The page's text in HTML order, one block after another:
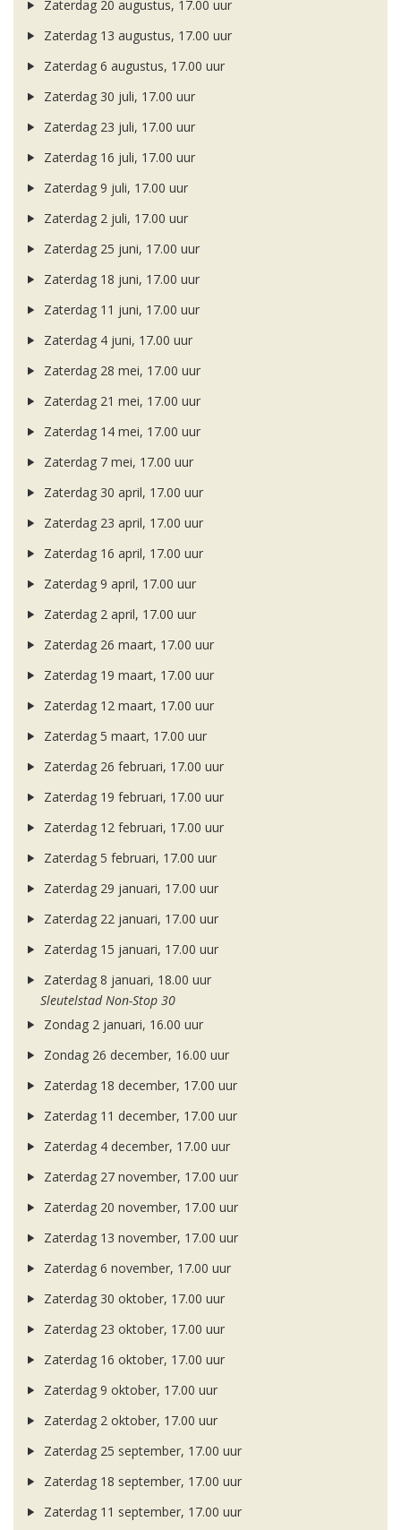
Zaterdag 20 augustus, 17.00 uur
Zaterdag 13 augustus, 17.00 uur
Zaterdag 6 augustus, 17.00 uur
Zaterdag 30 juli, 17.00 uur
Zaterdag 23 juli, 17.00 uur
Zaterdag 16 juli, 17.00 uur
Zaterdag 9 juli, 17.00 uur
Zaterdag 2 juli, 17.00 uur
Zaterdag 25 juni, 17.00 uur
Zaterdag 18 juni, 17.00 uur
Zaterdag 11 juni, 17.00 uur
Zaterdag 4 juni, 17.00 uur
Zaterdag 28 mei, 17.00 uur
Zaterdag 21 mei, 17.00 uur
Zaterdag 14 mei, 17.00 uur
Zaterdag 7 mei, 17.00 uur
Zaterdag 30 april, 17.00 uur
Zaterdag 23 april, 17.00 uur
Zaterdag 16 april, 17.00 uur
Zaterdag 9 april, 17.00 uur
Zaterdag 2 april, 17.00 uur
Zaterdag 26 maart, 17.00 uur
Zaterdag 19 maart, 17.00 uur
Zaterdag 12 maart, 17.00 uur
Zaterdag 5 maart, 17.00 uur
Zaterdag 26 februari, 17.00 uur
Zaterdag 19 februari, 17.00 uur
Zaterdag 12 februari, 17.00 uur
Zaterdag 5 februari, 17.00 uur
Zaterdag 29 januari, 17.00 uur
Zaterdag 22 januari, 17.00 uur
Zaterdag 15 januari, 17.00 uur
Zaterdag 8 januari, 18.00 uur
Sleutelstad Non-Stop 30
Zondag 2 januari, 16.00 uur
Zondag 26 december, 16.00 uur
Zaterdag 18 december, 17.00 uur
Zaterdag 11 december, 17.00 uur
Zaterdag 4 december, 17.00 uur
Zaterdag 27 november, 17.00 uur
Zaterdag 20 november, 17.00 uur
Zaterdag 13 november, 17.00 uur
Zaterdag 6 november, 17.00 uur
Zaterdag 30 oktober, 17.00 uur
Zaterdag 23 oktober, 17.00 uur
Zaterdag 16 oktober, 17.00 uur
Zaterdag 9 oktober, 17.00 uur
Zaterdag 2 oktober, 17.00 uur
Zaterdag 25 september, 17.00 uur
Zaterdag 18 september, 17.00 uur
Zaterdag 11 september, 17.00 uur